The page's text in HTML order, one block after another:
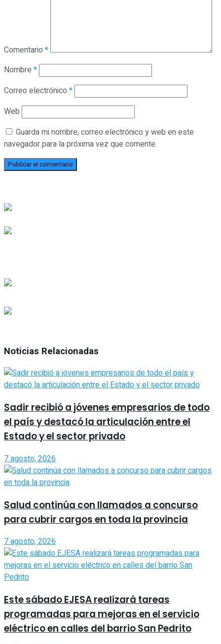
Comentario *
Nombre *
Correo electrónico *
Web
Guarda mi nombre, correo electrónico y web en este
navegador para la próxima vez que comente.
Noticias Relacionadas
Sadir recibió a jóvenes empresarios de todo
el país y destacó la articulación entre el
Estado y el sector privado
7 agosto, 2026
Salud continúa con llamados a concurso
para cubrir cargos en toda la provincia
7 agosto, 2026
Este sábado EJESA realizará tareas
programadas para mejoras en el servicio
eléctrico en calles del barrio San Pedrito